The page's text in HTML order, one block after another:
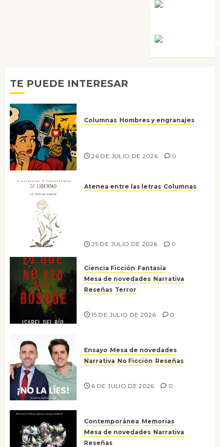
TE PUEDE INTERESAR
Columnas Hombres y engranajes
26 DE JULIO DE 2026 0
Atenea entre las letras Columnas
25 DE JULIO DE 2026 0
Ciencia Ficción Fantasía
Mesa de novedades Narrativa
Reseñas Terror
15 DE JULIO DE 2026 0
Ensayo Mesa de novedades
Narrativa No Ficción Reseñas
6 DE JULIO DE 2026 0
Contemporánea Memorias
Mesa de novedades Narrativa
Reseñas